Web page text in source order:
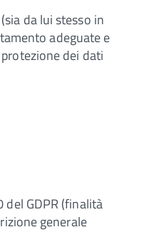
da lui stesso in
adeguate e
dei dati
GDPR (finalità
generale